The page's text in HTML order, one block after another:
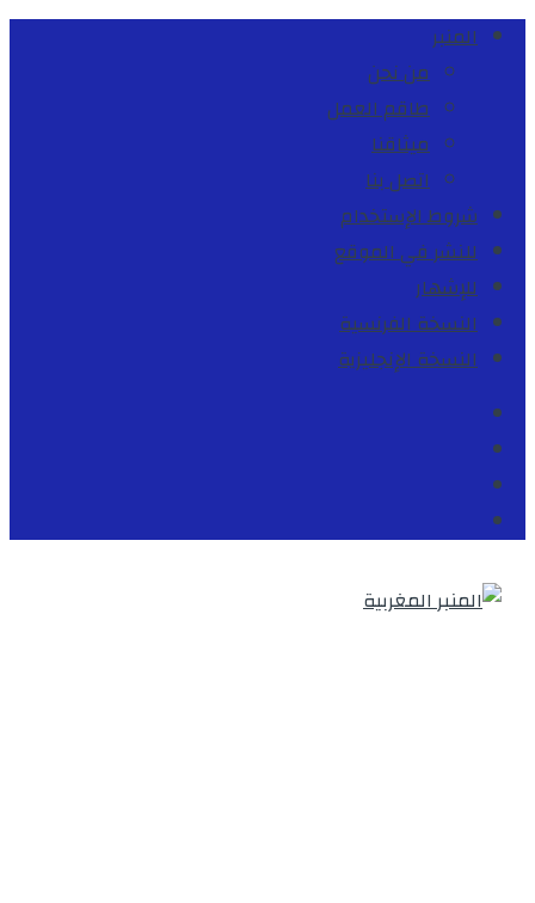
المنبر
من نحن
طاقم العمل
ميثاقنا
اتصل بنا
شروط الإستخدام
للنشر في الموقع
للإشهار
النسخة الفرنسية
النسخة الإنجليزية